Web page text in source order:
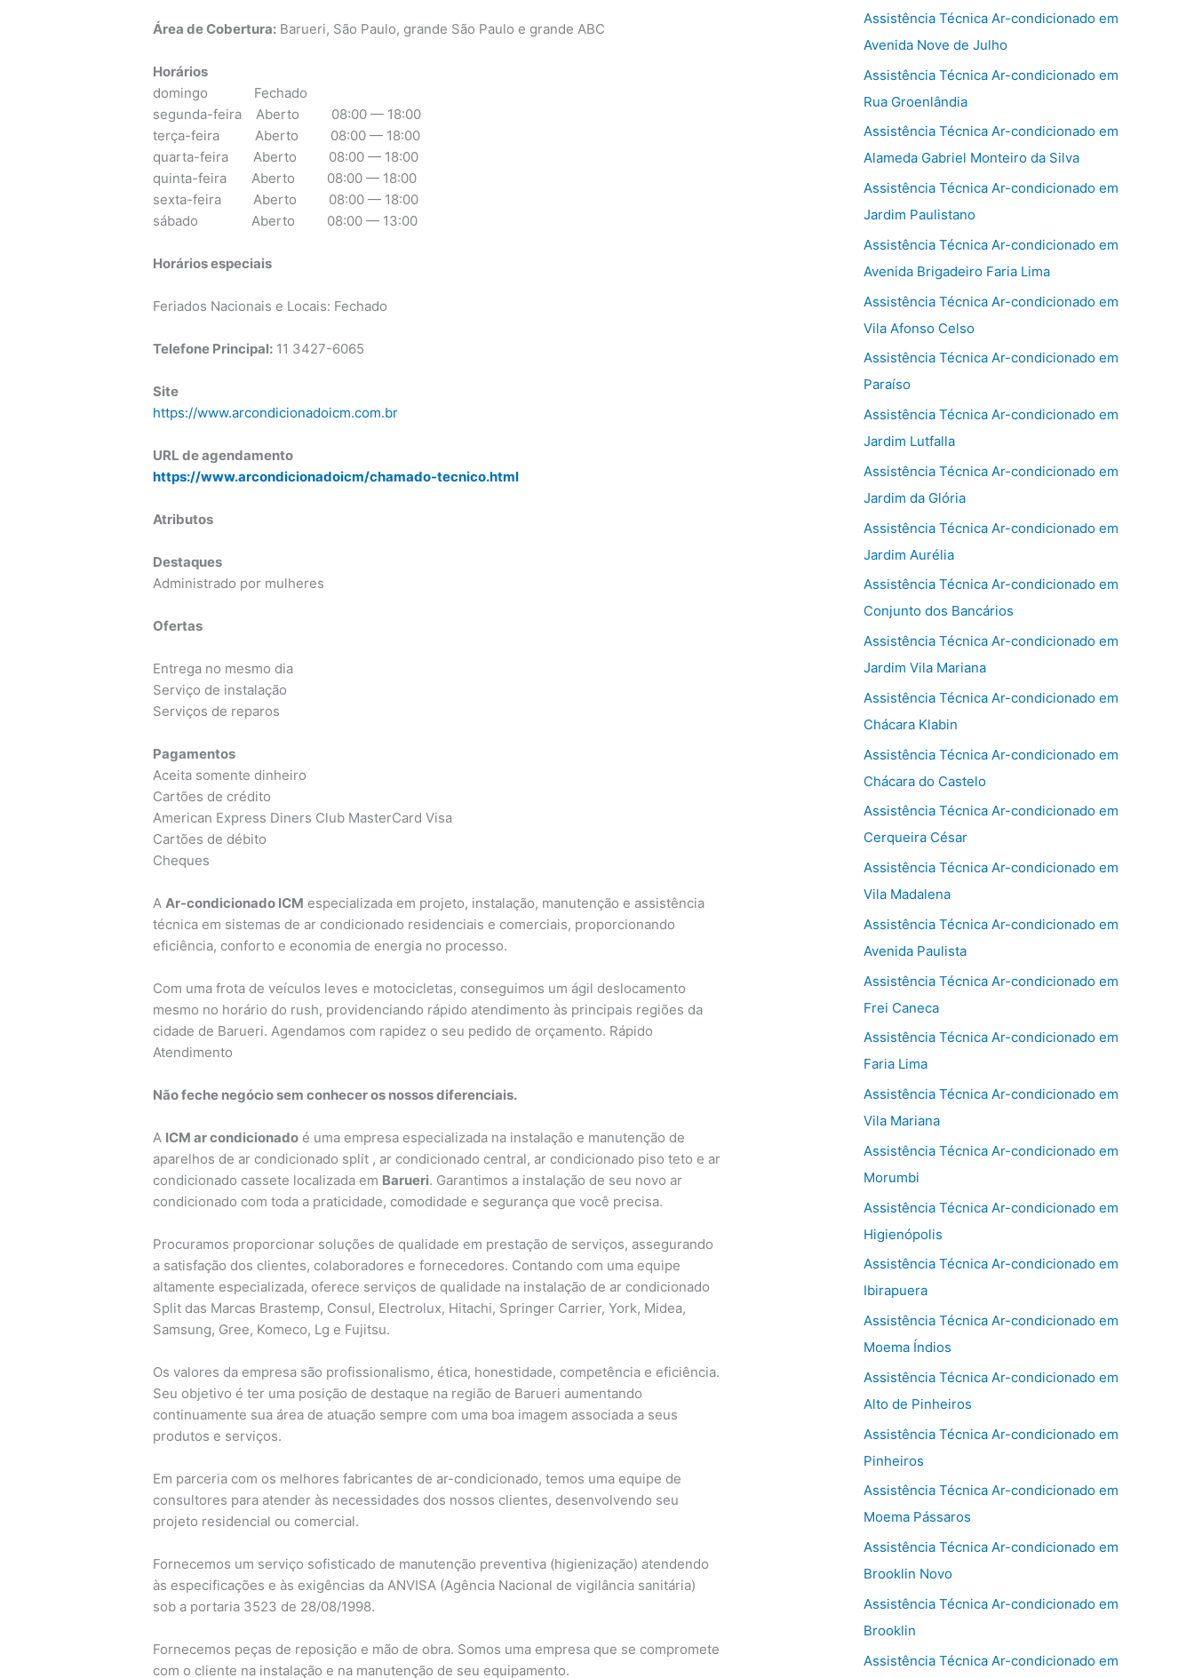
Área de Cobertura: Barueri, São Paulo, grande São Paulo e grande ABC
Horários
domingo Fechado
segunda-feira Aberto 08:00 — 18:00
terça-feira Aberto 08:00 — 18:00
quarta-feira Aberto 08:00 — 18:00
quinta-feira Aberto 08:00 — 18:00
sexta-feira Aberto 08:00 — 18:00
sábado Aberto 08:00 — 13:00
Horários especiais
Feriados Nacionais e Locais: Fechado
Telefone Principal: 11 3427-6065
Site
https://www.arcondicionadoicm.com.br
URL de agendamento
https://www.arcondicionadoicm/chamado-tecnico.html
Atributos
Destaques
Administrado por mulheres
Ofertas
Entrega no mesmo dia
Serviço de instalação
Serviços de reparos
Pagamentos
Aceita somente dinheiro
Cartões de crédito
American Express Diners Club MasterCard Visa
Cartões de débito
Cheques
AAr-condicionado ICM especializada em projeto, instalação, manutenção e assistência
técnica em sistemas de ar condicionado residenciais e comerciais, proporcionando
eficiência, conforto e economia de energia no processo.
Com uma frota de veículos leves e motocicletas, conseguimos um ágil deslocamento
mesmo no horário do rush, providenciando rápido atendimento às principais regiões da
cidade de Barueri. Agendamos com rapidez o seu pedido de orçamento. Rápido
Atendimento
Não feche negócio sem conhecer os nossos diferenciais.
A ICM ar condicionado é uma empresa especializada na instalação e manutenção de
aparelhos de ar condicionado split , ar condicionado central, ar condicionado piso teto e ar
condicionado cassete localizada em Barueri. Garantimos a instalação de seu novo ar
condicionado com toda a praticidade, comodidade e segurança que você precisa.
Procuramos proporcionar soluções de qualidade em prestação de serviços, assegurando
a satisfação dos clientes, colaboradores e fornecedores. Contando com uma equipe
altamente especializada, oferece serviços de qualidade na instalação de ar condicionado
Split das Marcas Brastemp, Consul, Electrolux, Hitachi, Springer Carrier, York, Midea,
Samsung, Gree, Komeco, Lg e Fujitsu.
Os valores da empresa são profissionalismo, ética, honestidade, competência e eficiência.
Seu objetivo é ter uma posição de destaque na região de Barueri aumentando
continuamente sua área de atuação sempre com uma boa imagem associada a seus
produtos e serviços.
Em parceria com os melhores fabricantes de ar-condicionado, temos uma equipe de
consultores para atender às necessidades dos nossos clientes, desenvolvendo seu
projeto residencial ou comercial.
Fornecemos um serviço sofisticado de manutenção preventiva (higienização) atendendo
às especificações e às exigências da ANVISA (Agência Nacional de vigilância sanitária)
sob a portaria 3523 de 28/08/1998.
Fornecemos peças de reposição e mão de obra. Somos uma empresa que se compromete
com o cliente na instalação e na manutenção de seu equipamento.
Assistência Técnica Ar-condicionado em
Avenida Nove de Julho
Assistência Técnica Ar-condicionado em
Rua Groenlândia
Assistência Técnica Ar-condicionado em
Alameda Gabriel Monteiro da Silva
Assistência Técnica Ar-condicionado em
Jardim Paulistano
Assistência Técnica Ar-condicionado em
Avenida Brigadeiro Faria Lima
Assistência Técnica Ar-condicionado em
Vila Afonso Celso
Assistência Técnica Ar-condicionado em
Paraíso
Assistência Técnica Ar-condicionado em
Jardim Lutfalla
Assistência Técnica Ar-condicionado em
Jardim da Glória
Assistência Técnica Ar-condicionado em
Jardim Aurélia
Assistência Técnica Ar-condicionado em
Conjunto dos Bancários
Assistência Técnica Ar-condicionado em
Jardim Vila Mariana
Assistência Técnica Ar-condicionado em
Chácara Klabin
Assistência Técnica Ar-condicionado em
Chácara do Castelo
Assistência Técnica Ar-condicionado em
Cerqueira César
Assistência Técnica Ar-condicionado em
Vila Madalena
Assistência Técnica Ar-condicionado em
Avenida Paulista
Assistência Técnica Ar-condicionado em
Frei Caneca
Assistência Técnica Ar-condicionado em
Faria Lima
Assistência Técnica Ar-condicionado em
Vila Mariana
Assistência Técnica Ar-condicionado em
Morumbi
Assistência Técnica Ar-condicionado em
Higienópolis
Assistência Técnica Ar-condicionado em
Ibirapuera
Assistência Técnica Ar-condicionado em
Moema Índios
Assistência Técnica Ar-condicionado em
Alto de Pinheiros
Assistência Técnica Ar-condicionado em
Pinheiros
Assistência Técnica Ar-condicionado em
Moema Pássaros
Assistência Técnica Ar-condicionado em
Brooklin Novo
Assistência Técnica Ar-condicionado em
Brooklin
Assistência Técnica Ar-condicionado em